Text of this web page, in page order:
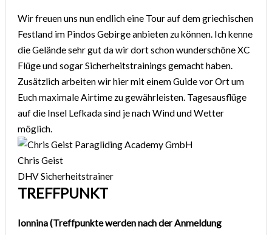
Wir freuen uns nun endlich eine Tour auf dem griechischen
Festland im Pindos Gebirge anbieten zu können. Ich kenne
die Gelände sehr gut da wir dort schon wunderschöne XC
Flüge und sogar Sicherheitstrainings gemacht haben.
Zusätzlich arbeiten wir hier mit einem Guide vor Ort um
Euch maximale Airtime zu gewährleisten. Tagesausflüge
auf die Insel Lefkada sind je nach Wind und Wetter
möglich.
Chris Geist
DHV Sicherheitstrainer
TREFFPUNKT
Ionnina (Treffpunkte werden nach der Anmeldung